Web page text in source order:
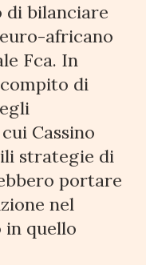
di bilanciare
africano
Fca. In
di
Cassino
strategie di
portare
nel
in quello